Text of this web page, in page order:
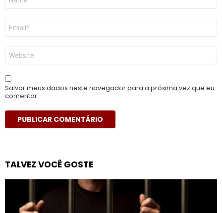
E-
mail
*
Site
Salvar meus dados neste navegador para a próxima vez que eu
comentar.
TALVEZ VOCÊ GOSTE